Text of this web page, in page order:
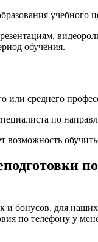
учебного
обучения.
среднего
по
возможность
и бонусов, для
по телефону у